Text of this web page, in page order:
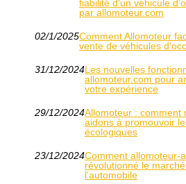
fiabilité d'un véhicule
par allomoteur.com
02/1/2025Comment Allomoteur
vente de véhicules
31/12/2024Les nouvelles
allomoteur.com pour
votre expérience
29/12/2024Allomoteur : comment
aidons à promouvoir
écologiques
23/12/2024Comment allomoteur-
révolutionné le
l'automobile